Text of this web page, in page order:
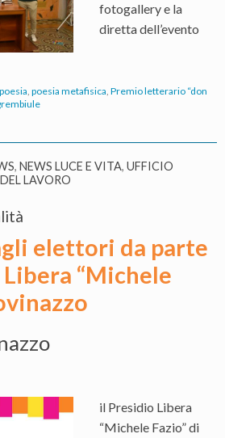
fotogallery e la
diretta dell’evento
poesia poesia metafisica Premio letterario “don
, NEWS LUCE E VITA, UFFICIO
LAVORO
elettori da parte
“Michele
il Presidio Libera
“Michele Fazio” di